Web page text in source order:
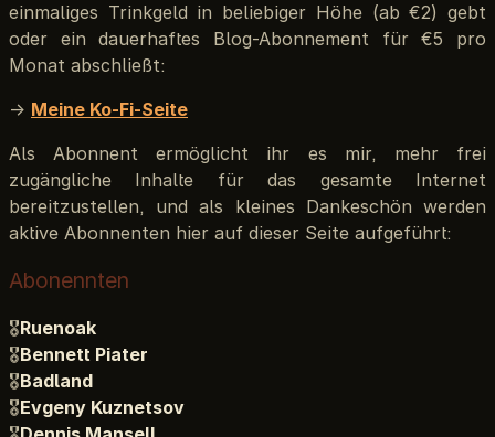
einmaliges Trinkgeld in beliebiger Höhe (ab €2) gebt
oder ein dauerhaftes Blog-Abonnement für €5 pro
Monat abschließt:
→ Meine Ko-Fi-Seite
Als Abonnent ermöglicht ihr es mir, mehr frei
zugängliche Inhalte für das gesamte Internet
bereitzustellen, und als kleines Dankeschön werden
aktive Abonnenten hier auf dieser Seite aufgeführt:
Abonennten
🎖️Ruenoak
🎖️Bennett Piater
🎖️Badland
🎖️Evgeny Kuznetsov